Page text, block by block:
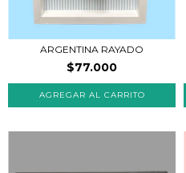
ARGENTINA RAYADO
$77.000